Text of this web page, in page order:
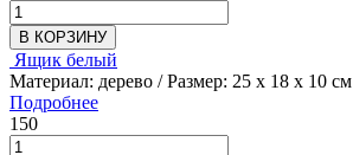
В КОРЗИНУ
Ящик белый
Материал: дерево / Размер: 25 х 18 х 10 см
Подробнее
150